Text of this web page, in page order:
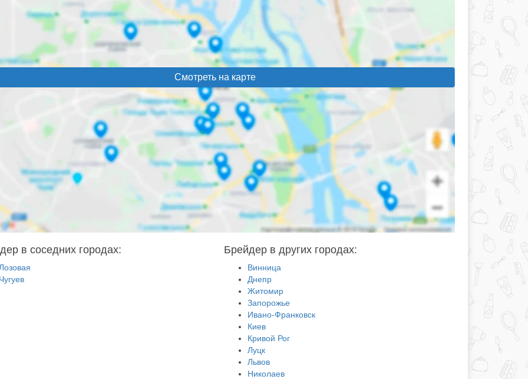
Смотреть на карте
в соседних городах: Брейдер в других городах:
Винница
Днепр
Житомир
Запорожье
Ивано-Франковск
Киев
Кривой Рог
Луцк
Львов
Николаев